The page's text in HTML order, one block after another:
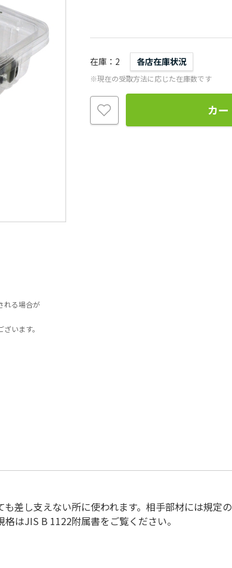
れる場合が
います。
在庫 2 各店在庫状況
※現在の受取方法に応じた在庫数です
カ
差し支えない所に使われます。相手部材には規定
はJIS B 1122附属書をご覧ください。